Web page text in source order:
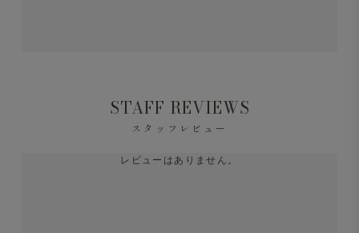
STAFF REVIEWS
スタッフレビュー
レビューはありません。